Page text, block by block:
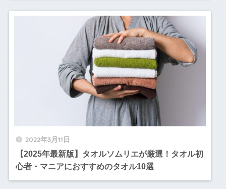
2022年3月11日
【2025年最新版】タオルソムリエが厳選！タオル初
心者・マニアにおすすめのタオル10選